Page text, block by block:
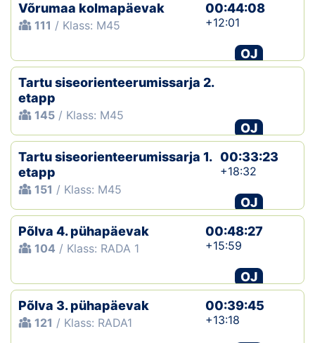
Võrumaa kolmapäevak
111 / Klass: M45
00:44:08
+12:01
OJ
Tartu siseorienteerumissarja 2.
etapp
145 / Klass: M45
OJ
Tartu siseorienteerumissarja 1.
etapp
151 / Klass: M45
00:33:23
+18:32
OJ
Põlva 4. pühapäevak
104 / Klass: RADA 1
00:48:27
+15:59
OJ
Põlva 3. pühapäevak
121 / Klass: RADA1
00:39:45
+13:18